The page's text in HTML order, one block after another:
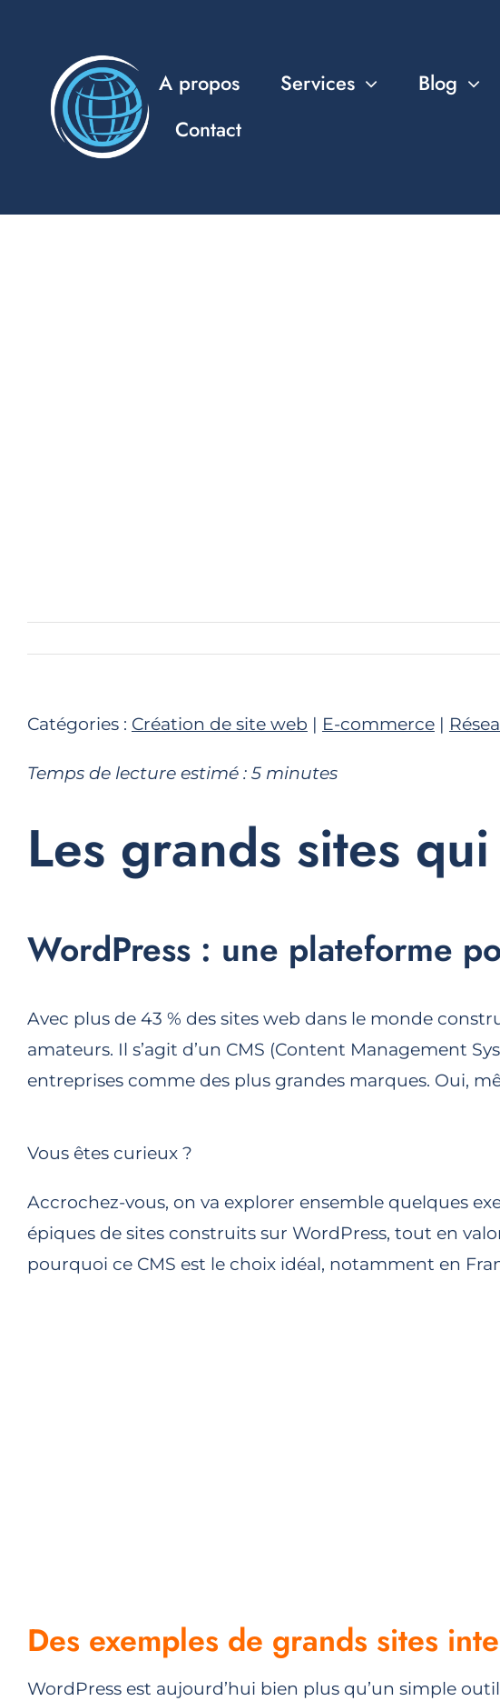
contenu
A propos Services Blog
Contact
Catégories : Création de site web | E-commerce|
Temps de lecture estimé : 5 minutes
Les grands sites
WordPress : une plateforme
Avec plus de 43 % des sites web dans le monde
amateurs. Il s’agit d’un CMS (Content Management
entreprises comme des plus grandes marques. Oui,
Vous êtes curieux ?
Accrochez-vous, on va explorer ensemble quelques
épiques de sites construits sur WordPress, tout en
pourquoi ce CMS est le choix idéal, notamment en
Des exemples de grands sites
WordPress est aujourd’hui bien plus qu’un simple